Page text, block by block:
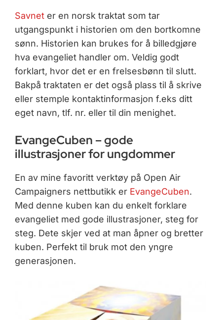
Savneter en norsk traktat som tar
utgangspunkt i historien om den bortkomne
sønn. Historien kan brukes for å billedgjøre
hva evangeliet handler om. Veldig godt
forklart, hvor det er en frelsesbønn til slutt.
Bakpå traktaten er det også plass til å skrive
eller stemple kontaktinformasjon f.eks ditt
eget navn, tlf. nr. eller til din menighet.
EvangeCuben – gode
illustrasjoner for ungdommer
En av mine favoritt verktøy på Open Air
Campaigners nettbutikk er EvangeCuben.
Med denne kuben kan du enkelt forklare
evangeliet med gode illustrasjoner, steg for
steg. Dete skjer ved at man åpner og bretter
kuben. Perfekt til bruk mot den yngre
generasjonen.